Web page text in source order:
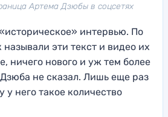
Артема Дзюбы в соцсетях
интервью. По
эти текст и видео их
ничего нового и уж тем более
не сказал. Лишь еще раз
у него такое количество